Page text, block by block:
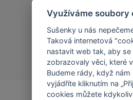
Využíváme soubory
Sušenky u nás
Taková internetová
nastavit web tak, aby se
zobrazovaly věci, které
Budeme rády, když
vyjádříte kliknutím na
cookies můžete